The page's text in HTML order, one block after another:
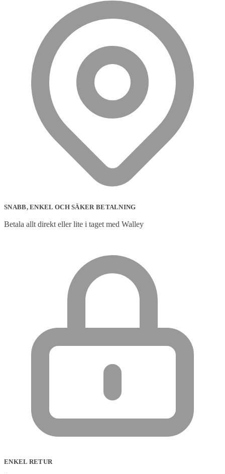
SNABB, ENKEL OCH SÄKER BETALNING
Betala allt direkt eller lite i taget med Walley
ENKEL RETUR